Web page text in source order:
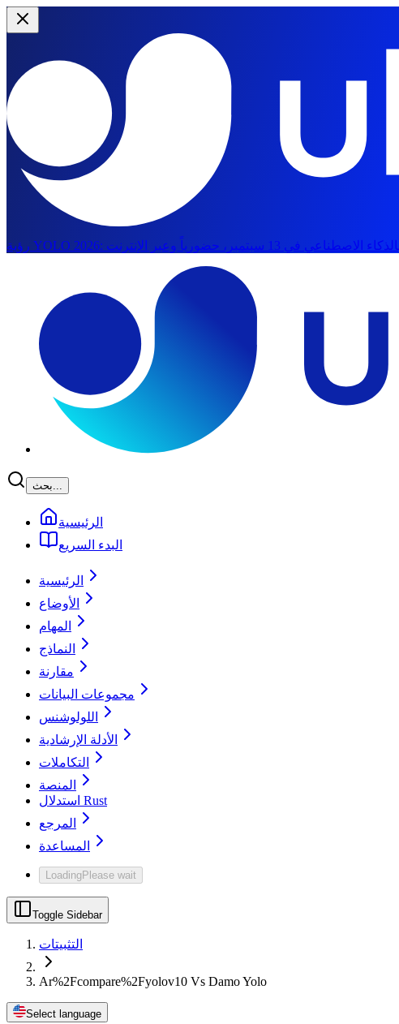
رؤية YOLO 2026:
بحث...
الرئيسية
البدء السريع
الرئيسية
الأوضاع
المهام
النماذج
مقارنة
مجموعات البيانات
اللولوشنس
الأدلة الإرشادية
التكاملات
المنصة
استدلال Rust
المرجع
المساعدة
LoadingPlease wait
Toggle Sidebar
التثبيتات
Ar%2Fcompare%2Fyolov10 Vs Damo Yolo
Select language